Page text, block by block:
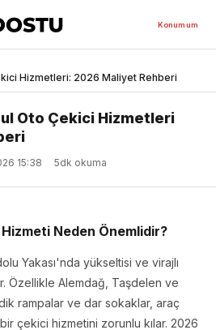
Konumum
Hizmetleri: 2026 Maliyet Rehberi
Oto Çekici Hizmetleri
15:38 5dk okuma
Neden Önemlidir?
Yakası'nda yükseltisi ve virajlı
Özellikle Alemdağ, Taşdelen ve
rampalar ve dar sokaklar, araç
çekici hizmetini zorunlu kılar. 2026